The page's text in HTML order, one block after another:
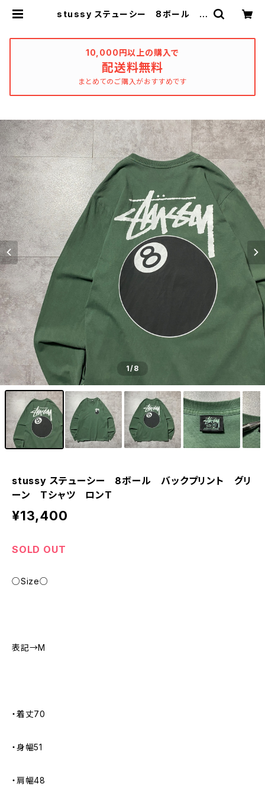
stussy ステューシー 8ボール バ
is
10,000円以上の購入で
配送料無料
まとめてのご購入がおすすめです
1/8
stussy ステューシー 8ボール バックプリント グリ
ーン Tシャツ ロンT
¥13,400
SOLD OUT
○Size○
表記→M
・着丈70
・身幅51
・肩幅48